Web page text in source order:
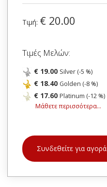
Τιμή: € 20.00
Τιμές Μελών:
€ 19.00 Silver (-5 %)
€ 18.40 Golden (-8 %)
€ 17.60 Platinum (-12 %)
Μάθετε περισσότερα...
Συνδεθείτε για αγορά